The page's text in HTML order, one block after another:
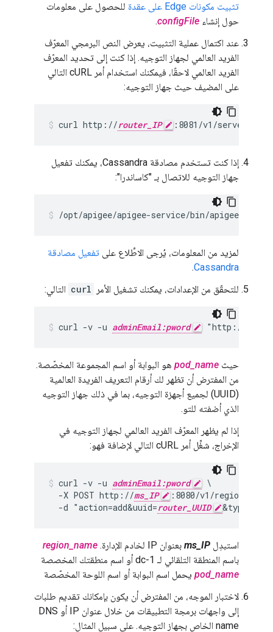
تثبيت مكونات Edge على عقدة
للحصول على معلومات
حول إنشاء configFile
.
عند اكتمال عملية التثبيت، يعرض النص البرمجي المعرّف
الفريد العالمي لجهاز التوجيه. إذا كنت إلى تحديد المعرّف
الفريد العالمي لاحقًا، فيمكنك استخدام أمر cURL التالي
على المضيف حيث جهاز التوجيه:
curl http://router_IP :8081/v1/servers/
إذا كنت تستخدم مصادقة Cassandra، يمكنك تفعيل
جهاز التوجيه للاتصال بـ "كاساندرا":
/opt/apigee/apigee-service/bin/apigee-
لمزيد من المعلومات، يُرجى الاطِّلاع على تفعيل مصادقة
Cassandra
.
للتحقّق من الإعدادات، يمكنك تشغيل الأمر
curl التالي:
curl -v -u adminEmail:pword "http://
حيث pod_name هو البوابة أو اسم المجموعة المخصّصة.
من المفترض أن تظهر لك أرقام التعريف الفريدة العالمية
(UUID) لجميع أجهزة التوجيه، بما في ذلك جهاز التوجيه
الذي أضفته للتو.
إذا لم يظهر المعرّف الفريد العالمي لجهاز التوجيه في
الإخراج، شغِّل أمر cURL التالي لإضافة فهو:
curl -v -u adminEmail:pword
\
  -X POST http://
ms_IP :8080/v1/regions/
  -d "action=add&uuid=
router_UUID
استبدِل ms_IP بعنوان IP لخادم الإدارة.
region_name
باسم المنطقة التلقائي لـ dc-1 أو اسم منطقتك المخصصة
pod_name يحمل اسم البوابة أو اسم اللوحة المخصّصة
لاختبار الموجه، من المفترض أن يكون بإمكانك تقديم طلبات
إلى واجهات برمجة التطبيقات من خلال عنوان IP أو DNS
name الخاص بجهاز التوجيه. على سبيل المثال: